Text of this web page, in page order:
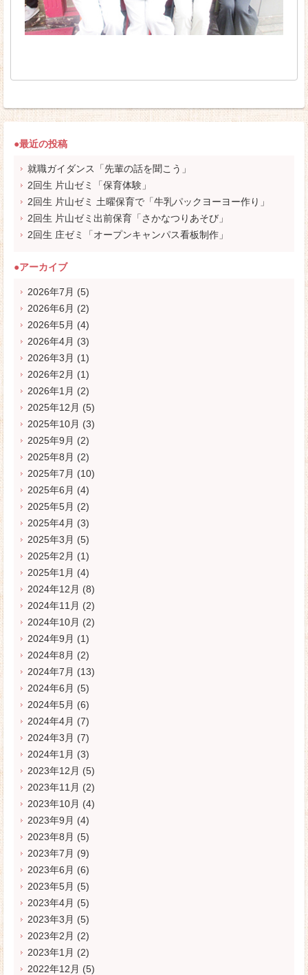
●最近の投稿
就職ガイダンス「先輩の話を聞こう」
2回生 片山ゼミ「保育体験」
2回生 片山ゼミ 土曜保育で「牛乳パックヨーヨー作り」
2回生 片山ゼミ出前保育「さかなつりあそび」
2回生 庄ゼミ「オープンキャンパス看板制作」
●アーカイブ
2026年7月 (5)
2026年6月 (2)
2026年5月 (4)
2026年4月 (3)
2026年3月 (1)
2026年2月 (1)
2026年1月 (2)
2025年12月 (5)
2025年10月 (3)
2025年9月 (2)
2025年8月 (2)
2025年7月 (10)
2025年6月 (4)
2025年5月 (2)
2025年4月 (3)
2025年3月 (5)
2025年2月 (1)
2025年1月 (4)
2024年12月 (8)
2024年11月 (2)
2024年10月 (2)
2024年9月 (1)
2024年8月 (2)
2024年7月 (13)
2024年6月 (5)
2024年5月 (6)
2024年4月 (7)
2024年3月 (7)
2024年1月 (3)
2023年12月 (5)
2023年11月 (2)
2023年10月 (4)
2023年9月 (4)
2023年8月 (5)
2023年7月 (9)
2023年6月 (6)
2023年5月 (5)
2023年4月 (5)
2023年3月 (5)
2023年2月 (2)
2023年1月 (2)
2022年12月 (5)